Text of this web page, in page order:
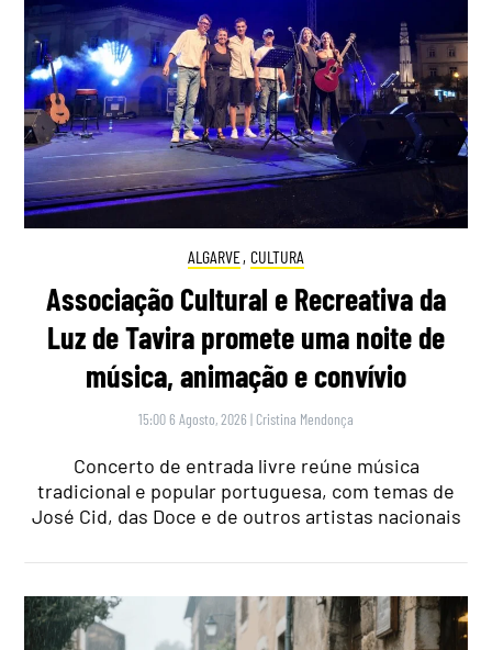
ALGARVE, CULTURA
Associação Cultural e Recreativa da
Luz de Tavira promete uma noite de
música, animação e convívio
15:00 6 Agosto, 2026 | Cristina Mendonça
Concerto de entrada livre reúne música
tradicional e popular portuguesa, com temas de
José Cid, das Doce e de outros artistas nacionais